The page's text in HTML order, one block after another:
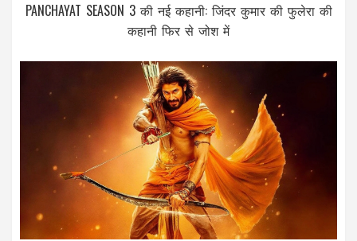
PANCHAYAT SEASON 3 की नई कहानी: जिंदर कुमार की फुलेरा की
कहानी फिर से जोश में